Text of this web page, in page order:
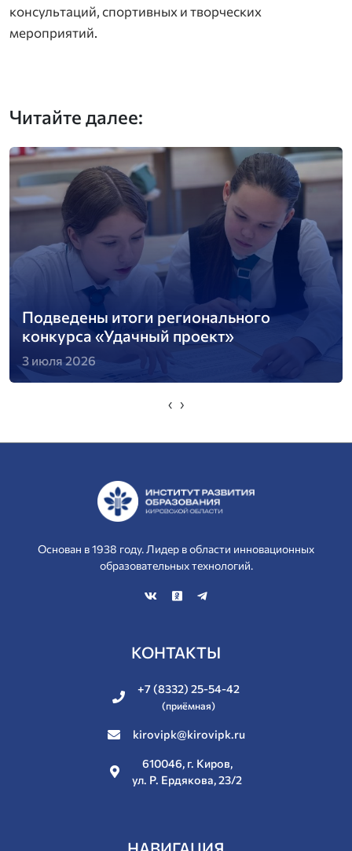
консультаций, спортивных и творческих
мероприятий.
Читайте далее:
Подведены итоги регионального
конкурса «Удачный проект»
3 июля 2026
‹ ›
Основан в 1938 году. Лидер в области инновационных
образовательных технологий.
КОНТАКТЫ
+7 (8332) 25-54-42
(приёмная)
kirovipk@kirovipk.ru
610046, г. Киров,
ул. Р. Ердякова, 23/2